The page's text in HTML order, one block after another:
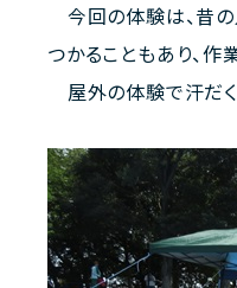
今回の体験は、昔の
つかることもあり、
屋外の体験で汗だ